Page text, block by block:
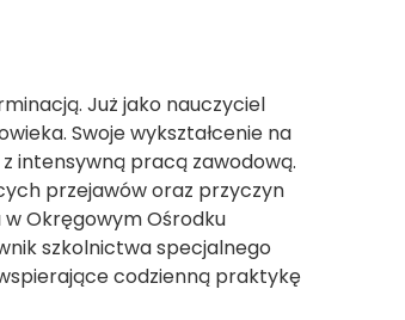
Już jako nauczyciel
Swoje wykształcenie na
intensywną pracą zawodową.
przejawów oraz przyczyn
Okręgowym Ośrodku
szkolnictwa specjalnego
codzienną praktykę